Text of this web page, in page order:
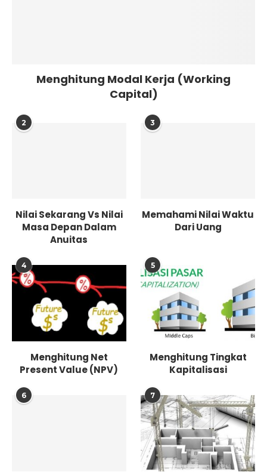
Menghitung Modal Kerja (Working
Capital)
2
Nilai Sekarang Vs Nilai
Masa Depan Dalam
Anuitas
3
Memahami Nilai Waktu
Dari Uang
4
Menghitung Net
Present Value (NPV)
5
Menghitung Tingkat
Kapitalisasi
6 7